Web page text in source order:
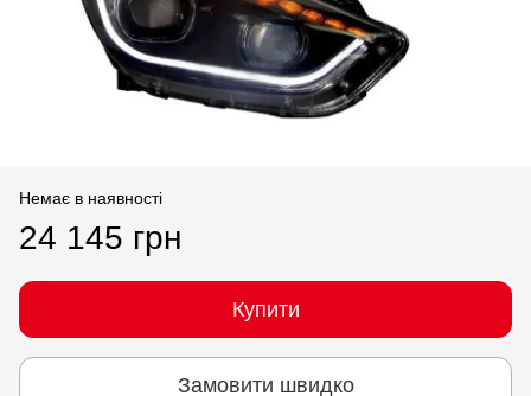
Немає в наявності
24 145 грн
Купити
Замовити швидко